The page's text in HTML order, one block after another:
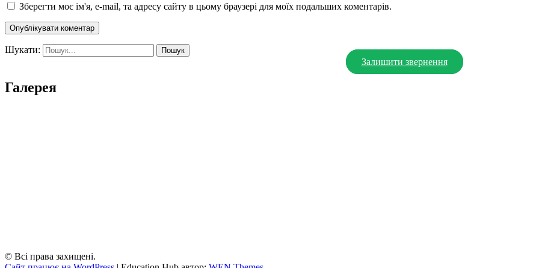
Зберегти моє ім'я, e-mail, та адресу сайту в цьому браузері для моїх подальших коментарів.
Шукати:
Залишити звернення
Галерея
© Всі права захищені.